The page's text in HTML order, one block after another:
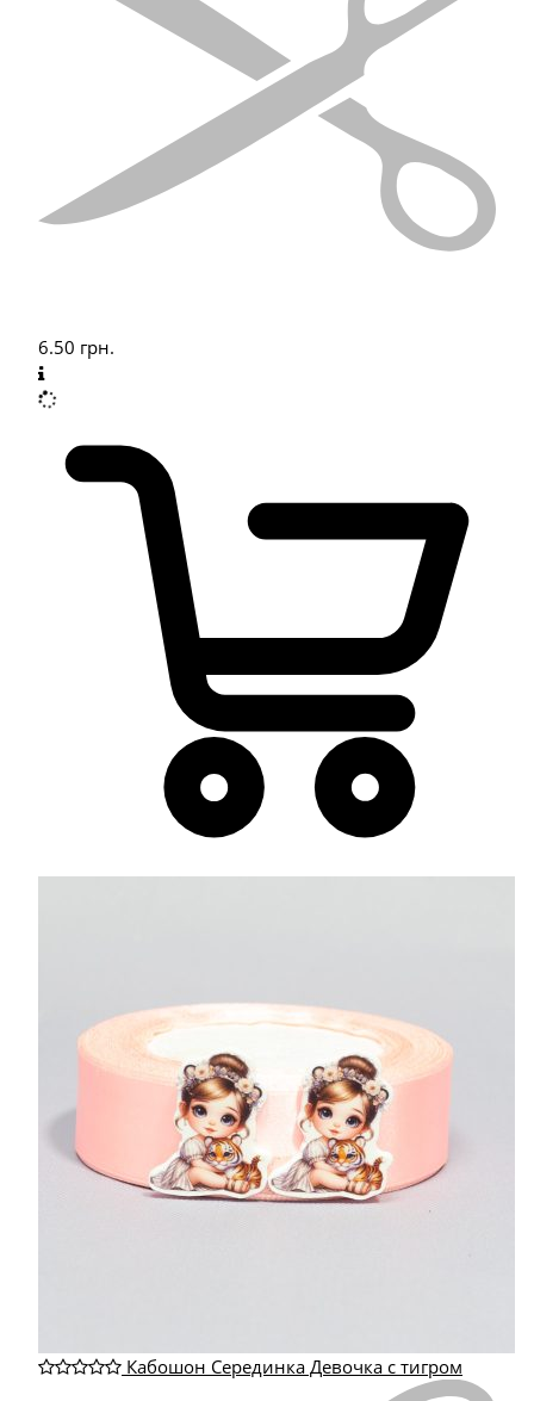
6.50 грн.
Кабошон Серединка Девочка с тигром